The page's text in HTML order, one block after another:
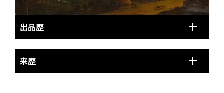
出品歴
来歴